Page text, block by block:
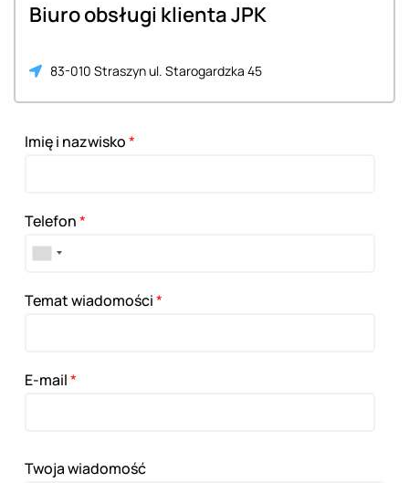
Biuro obsługi klienta JPK
83-010 Straszyn ul. Starogardzka 45
Imię i nazwisko*
Telefon*
Temat wiadomości*
E-mail*
Twoja wiadomość